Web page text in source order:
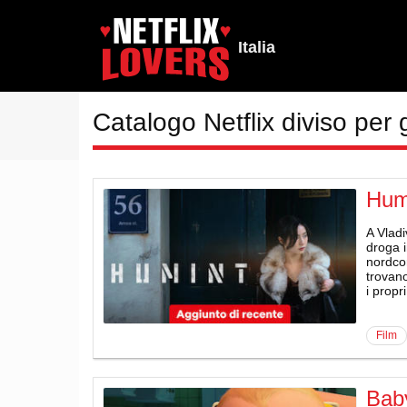
Italia
Catalogo Netflix diviso per
A
droga
i
film